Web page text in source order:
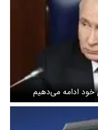
خود ادامه می‌دهیم